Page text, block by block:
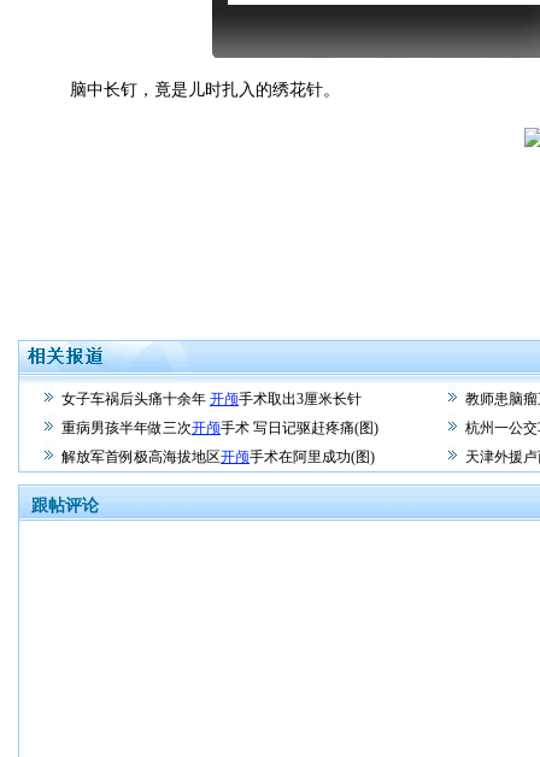
脑中长钉，竟是儿时扎入的绣花针。
女子车祸后头痛十余年 开颅手术取出3厘米长针
教师患脑
重病男孩半年做三次开颅手术 写日记驱赶疼痛(图)
杭州一公
解放军首例极高海拔地区开颅手术在阿里成功(图) 天津外援
跟帖评论